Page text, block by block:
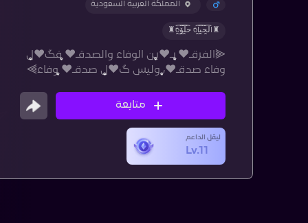
المملكة العربية السعودية
♜ال̯͡ح̯͡ي̯͡اة ح̯͡ل̯͡ۆ̯͡ة♜
⫷الفرقـ♥̨̥̬̩ بـ♥̨̥̬̩ين الوفاء والصدقـ♥̨̥̬̩ فگ♥̨̥̬̩ل
وفاء صدقـ♥̨̥̬̩، وليس گ♥̨̥̬̩ل صدقـ♥̨̥̬̩ وفاء⫸
متابعة
ليڤل الداعم
Lv.11